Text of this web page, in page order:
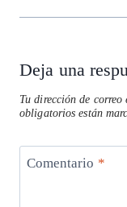
Deja una
Tu dirección de
obligatorios están
Comentario *